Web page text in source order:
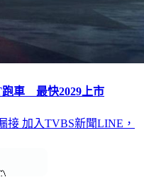
跑車 最快2029上市
接 加入TVBS新聞LINE，